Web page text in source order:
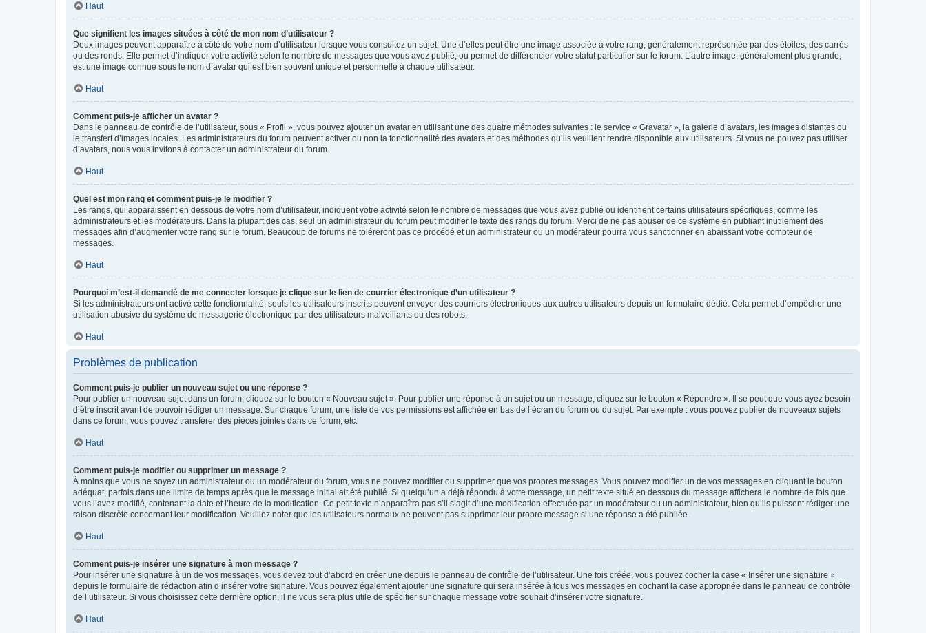
Haut
Que signifient les images situées à côté de mon nom d’utilisateur ?
Deux images peuvent apparaître à côté de votre nom d’utilisateur lorsque vous consultez un sujet. Une d’elles peut être une image associée à votre rang, généralement représentée par des étoiles, des carrés
ou des ronds. Elle permet d’indiquer votre activité selon le nombre de messages que vous avez publié, ou permet de différencier votre statut particulier sur le forum. L’autre image, généralement plus grande,
est une image connue sous le nom d’avatar qui est bien souvent unique et personnelle à chaque utilisateur.
Haut
Comment puis-je afficher un avatar ?
Dans le panneau de contrôle de l’utilisateur, sous « Profil », vous pouvez ajouter un avatar en utilisant une des quatre méthodes suivantes : le service « Gravatar », la galerie d’avatars, les images distantes ou
le transfert d’images locales. Les administrateurs du forum peuvent activer ou non la fonctionnalité des avatars et des méthodes qu’ils veuillent rendre disponible aux utilisateurs. Si vous ne pouvez pas utiliser
d’avatars, nous vous invitons à contacter un administrateur du forum.
Haut
Quel est mon rang et comment puis-je le modifier ?
Les rangs, qui apparaissent en dessous de votre nom d’utilisateur, indiquent votre activité selon le nombre de messages que vous avez publié ou identifient certains utilisateurs spécifiques, comme les
administrateurs et les modérateurs. Dans la plupart des cas, seul un administrateur du forum peut modifier le texte des rangs du forum. Merci de ne pas abuser de ce système en publiant inutilement des
messages afin d’augmenter votre rang sur le forum. Beaucoup de forums ne toléreront pas ce procédé et un administrateur ou un modérateur pourra vous sanctionner en abaissant votre compteur de
messages.
Haut
Pourquoi m’est-il demandé de me connecter lorsque je clique sur le lien de courrier électronique d’un utilisateur ?
Si les administrateurs ont activé cette fonctionnalité, seuls les utilisateurs inscrits peuvent envoyer des courriers électroniques aux autres utilisateurs depuis un formulaire dédié. Cela permet d’empêcher une
utilisation abusive du système de messagerie électronique par des utilisateurs malveillants ou des robots.
Haut
Problèmes de publication
Comment puis-je publier un nouveau sujet ou une réponse ?
Pour publier un nouveau sujet dans un forum, cliquez sur le bouton « Nouveau sujet ». Pour publier une réponse à un sujet ou un message, cliquez sur le bouton « Répondre ». Il se peut que vous ayez besoin
d’être inscrit avant de pouvoir rédiger un message. Sur chaque forum, une liste de vos permissions est affichée en bas de l’écran du forum ou du sujet. Par exemple : vous pouvez publier de nouveaux sujets
dans ce forum, vous pouvez transférer des pièces jointes dans ce forum, etc.
Haut
Comment puis-je modifier ou supprimer un message ?
À moins que vous ne soyez un administrateur ou un modérateur du forum, vous ne pouvez modifier ou supprimer que vos propres messages. Vous pouvez modifier un de vos messages en cliquant le bouton
adéquat, parfois dans une limite de temps après que le message initial ait été publié. Si quelqu’un a déjà répondu à votre message, un petit texte situé en dessous du message affichera le nombre de fois que
vous l’avez modifié, contenant la date et l’heure de la modification. Ce petit texte n’apparaîtra pas s’il s’agit d’une modification effectuée par un modérateur ou un administrateur, bien qu’ils puissent rédiger une
raison discrète concernant leur modification. Veuillez noter que les utilisateurs normaux ne peuvent pas supprimer leur propre message si une réponse a été publiée.
Haut
Comment puis-je insérer une signature à mon message ?
Pour insérer une signature à un de vos messages, vous devez tout d’abord en créer une depuis le panneau de contrôle de l’utilisateur. Une fois créée, vous pouvez cocher la case « Insérer une signature »
depuis le formulaire de rédaction afin d’insérer votre signature. Vous pouvez également ajouter une signature qui sera insérée à tous vos messages en cochant la case appropriée dans le panneau de contrôle
de l’utilisateur. Si vous choisissez cette dernière option, il ne vous sera plus utile de spécifier sur chaque message votre souhait d’insérer votre signature.
Haut